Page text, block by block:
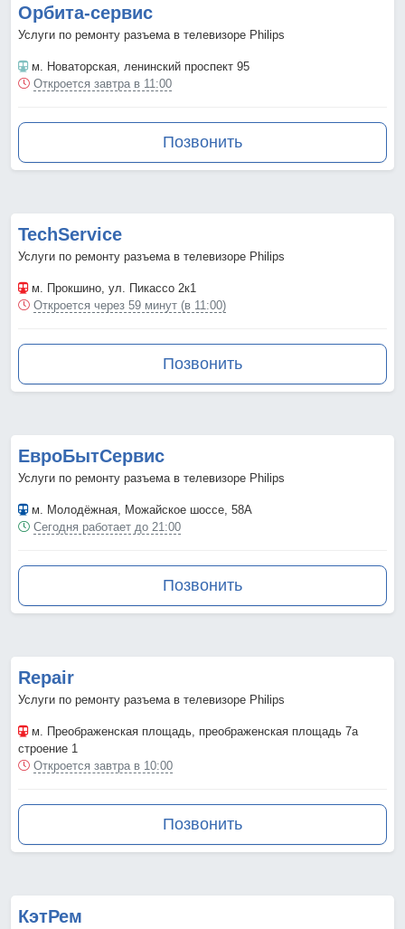
Орбита-сервис
Услуги по ремонту разъема в телевизоре Philips
м. Новаторская , ленинский проспект 95
Откроется завтра в 11:00
Позвонить
TechService
Услуги по ремонту разъема в телевизоре Philips
м. Прокшино , ул. Пикассо 2к1
Откроется через 59 минут (в 11:00)
Позвонить
ЕвроБытСервис
Услуги по ремонту разъема в телевизоре Philips
м. Молодёжная , Можайское шоссе, 58А
Сегодня работает до 21:00
Позвонить
Repair
Услуги по ремонту разъема в телевизоре Philips
м. Преображенская площадь , преображенская площадь 7а
строение 1
Откроется завтра в 10:00
Позвонить
КэтРем